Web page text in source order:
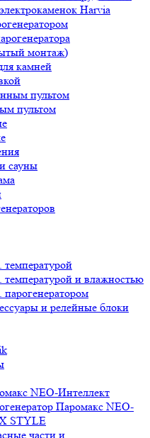
Harvia
монтаж)
камней
пультом
пультом
сауны
температурой
температурой и влажностью
парогенератором
и релейные блоки
NEO-Интеллект
Паромакс NEO-
STYLE
части и